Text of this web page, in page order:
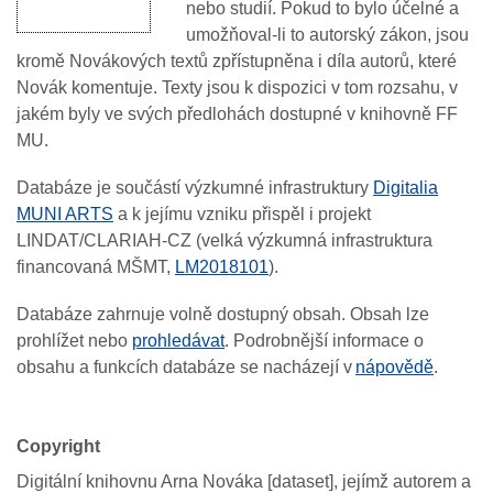
nebo studií. Pokud to bylo účelné a
umožňoval-li to autorský zákon, jsou
kromě Novákových textů zpřístupněna i díla autorů, které
Novák komentuje. Texty jsou k dispozici v tom rozsahu, v
jakém byly ve svých předlohách dostupné v knihovně FF
MU.
Databáze je součástí výzkumné infrastruktury Digitalia
MUNI ARTS a k jejímu vzniku přispěl i projekt
LINDAT/CLARIAH-CZ (velká výzkumná infrastruktura
financovaná MŠMT, LM2018101).
Databáze zahrnuje volně dostupný obsah. Obsah lze
prohlížet nebo prohledávat. Podrobnější informace o
obsahu a funkcích databáze se nacházejí v nápovědě.
Copyright
Digitální knihovnu Arna Nováka [dataset], jejímž autorem a